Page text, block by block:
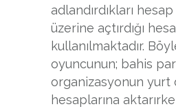
adlandırdıkları
üzerine açtırdığı
kullanılmaktadır.
oyuncunun; bahis
organizasyonun yurt
hesaplarına